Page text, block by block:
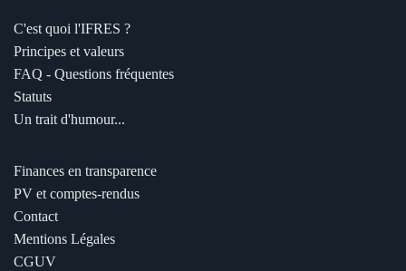
C'est quoi l'IFRES ?
Principes et valeurs
FAQ - Questions fréquentes
Statuts
Un trait d'humour...
Finances en transparence
PV et comptes-rendus
Contact
Mentions Légales
CGUV